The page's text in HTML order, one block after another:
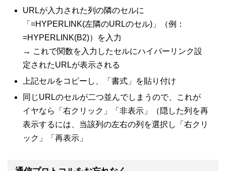
URLが入力された列の隣のセルに
「=HYPERLINK(左隣のURLのセル)」（例：
=HYPERLINK(B2)）を入力
→ これで関数を入力したセルにハイパーリンク設
定されたURLが表示される
上記セルをコピーし、「書式」を貼り付け
同じURLのセルが二つ並んでしまうので、これが
イヤなら「右クリック」「非表示」（隠した列を再
表示するには、当該列の左右の列を選択し「右クリ
ック」「再表示」